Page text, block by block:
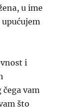
u ime
upućujem
i
vam
što